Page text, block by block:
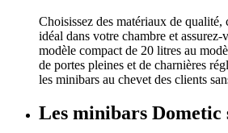
Choisissez des matériaux de
idéal dans votre chambre et
modèle compact de 20 litres au
de portes pleines et de charnières
les minibars au chevet des clients
Les minibars Dometic